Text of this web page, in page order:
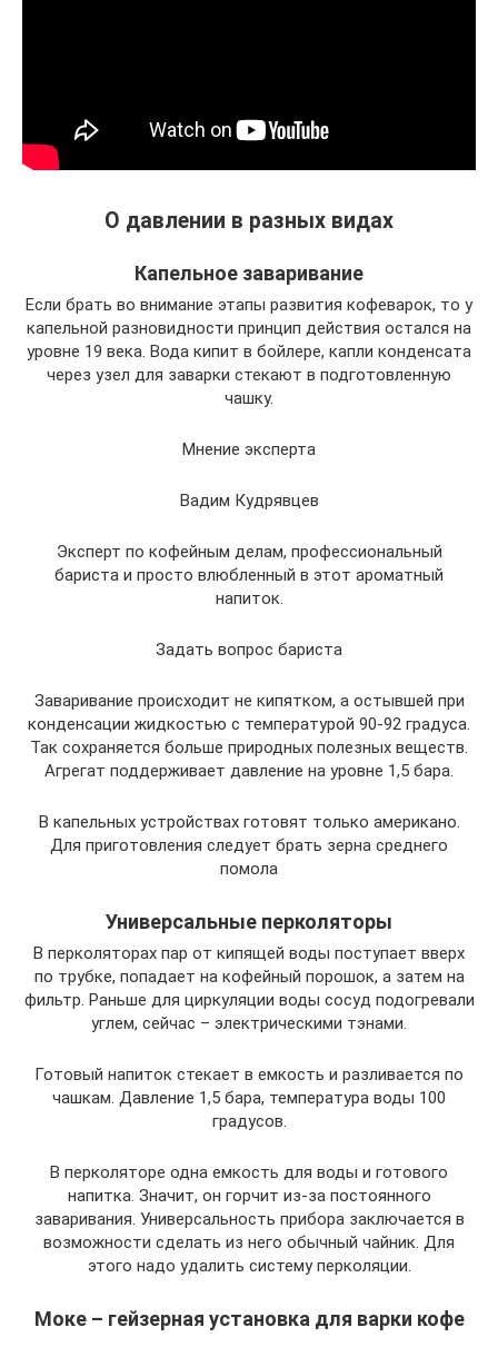
О давлении в разных видах
Капельное заваривание
Если брать во внимание этапы развития кофеварок, то у
капельной разновидности принцип действия остался на
уровне 19 века. Вода кипит в бойлере, капли конденсата
через узел для заварки стекают в подготовленную
чашку.
Мнение эксперта
Вадим Кудрявцев
Эксперт по кофейным делам, профессиональный
бариста и просто влюбленный в этот ароматный
напиток.
Задать вопрос бариста
Заваривание происходит не кипятком, а остывшей при
конденсации жидкостью с температурой 90-92 градуса.
Так сохраняется больше природных полезных веществ.
Агрегат поддерживает давление на уровне 1,5 бара.
В капельных устройствах готовят только американо.
Для приготовления следует брать зерна среднего
помола
Универсальные перколяторы
В перколяторах пар от кипящей воды поступает вверх
по трубке, попадает на кофейный порошок, а затем на
фильтр. Раньше для циркуляции воды сосуд подогревали
углем, сейчас – электрическими тэнами.
Готовый напиток стекает в емкость и разливается по
чашкам. Давление 1,5 бара, температура воды 100
градусов.
В перколяторе одна емкость для воды и готового
напитка. Значит, он горчит из-за постоянного
заваривания. Универсальность прибора заключается в
возможности сделать из него обычный чайник. Для
этого надо удалить систему перколяции.
Моке – гейзерная установка для варки кофе